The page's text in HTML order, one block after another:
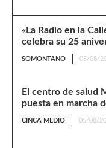
«La Radio en la
celebra su 25
SOMONTANO 05/08/
El centro de salud
puesta en marcha
CINCA MEDIO 05/08/